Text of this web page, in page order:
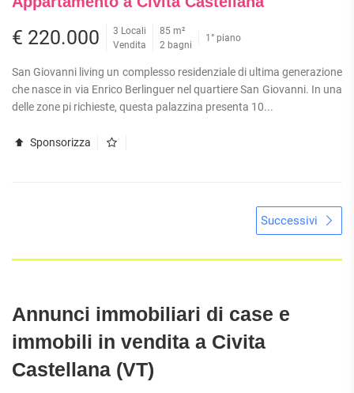
€ 220.000
3 Locali
Vendita
85 m²
2 bagni
1° piano
San Giovanni living un complesso residenziale di ultima generazione
che nasce in via Enrico Berlinguer nel quartiere San Giovanni. In una
delle zone pi richieste, questa palazzina presenta 10...
Sponsorizza
Successivi
Annunci immobiliari di case e
immobili in vendita a Civita
Castellana (VT)